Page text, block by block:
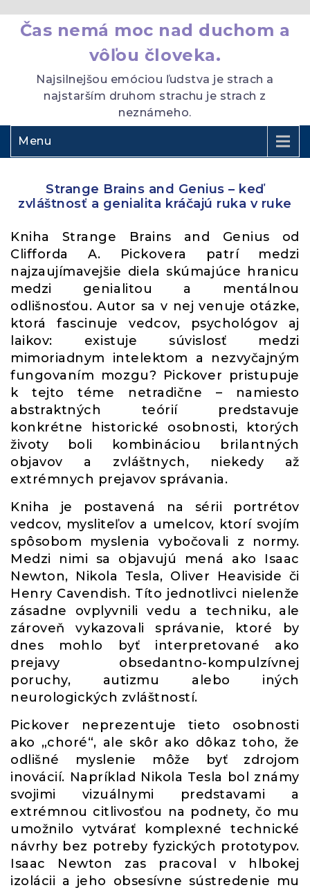
Čas nemá moc nad duchom a
vôľou človeka.
Najsilnejšou emóciou ľudstva je strach a
najstarším druhom strachu je strach z
neznámeho.
Menu
Strange Brains and Genius – keď
zvláštnosť a genialita kráčajú ruka v ruke
Kniha Strange Brains and Genius od
Clifforda A. Pickovera patrí medzi
najzaujímavejšie diela skúmajúce hranicu
medzi genialitou a mentálnou
odlišnosťou. Autor sa v nej venuje otázke,
ktorá fascinuje vedcov, psychológov aj
laikov: existuje súvislosť medzi
mimoriadnym intelektom a nezvyčajným
fungovaním mozgu? Pickover pristupuje
k tejto téme netradične – namiesto
abstraktných teórií predstavuje
konkrétne historické osobnosti, ktorých
životy boli kombináciou brilantných
objavov a zvláštnych, niekedy až
extrémnych prejavov správania.
Kniha je postavená na sérii portrétov
vedcov, mysliteľov a umelcov, ktorí svojím
spôsobom myslenia vybočovali z normy.
Medzi nimi sa objavujú mená ako Isaac
Newton, Nikola Tesla, Oliver Heaviside či
Henry Cavendish. Títo jednotlivci nielenže
zásadne ovplyvnili vedu a techniku, ale
zároveň vykazovali správanie, ktoré by
dnes mohlo byť interpretované ako
prejavy obsedantno-kompulzívnej
poruchy, autizmu alebo iných
neurologických zvláštností.
Pickover neprezentuje tieto osobnosti
ako „choré“, ale skôr ako dôkaz toho, že
odlišné myslenie môže byť zdrojom
inovácií. Napríklad Nikola Tesla bol známy
svojimi vizuálnymi predstavami a
extrémnou citlivosťou na podnety, čo mu
umožnilo vytvárať komplexné technické
návrhy bez potreby fyzických prototypov.
Isaac Newton zas pracoval v hlbokej
izolácii a jeho obsesívne sústredenie mu